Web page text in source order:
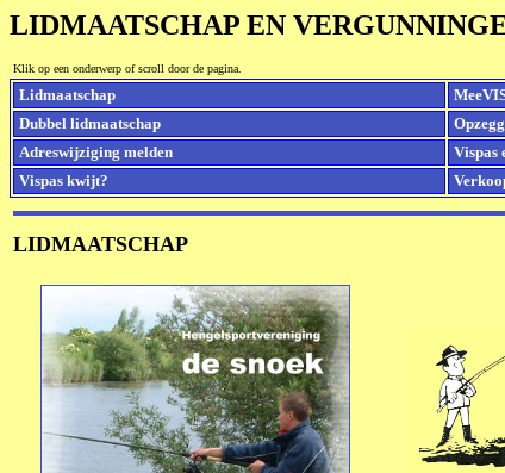
LIDMAATSCHAP EN
Klik op een onderwerp of scroll door de pagina.
Lidmaatschap
Dubbel lidmaatschap
Adreswijziging melden
Vispas
Vispas kwijt?
LIDMAATSCHAP